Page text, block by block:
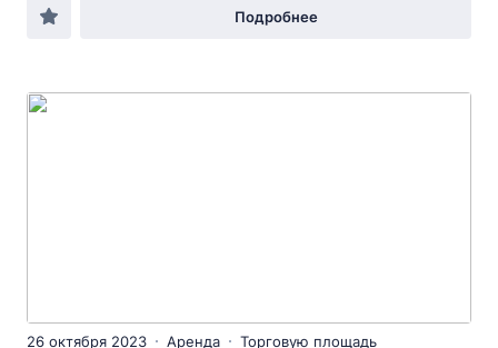
Подробнее
26 октября 2023 Аренда Торговую площадь